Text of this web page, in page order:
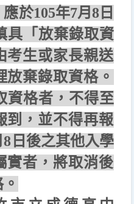
應於105年7月 8日
具「放棄錄取資
考生或家長親送
放棄錄取資格。
資格者，不得至
， 並不得再報
8 日後之其他入學
實者，將取消後